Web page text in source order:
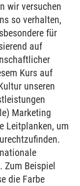
wir versuchen
so verhalten,
für
auf
Kurs auf
unseren
Marketing
Leitplanken, um
Zum Beispiel
die Farbe